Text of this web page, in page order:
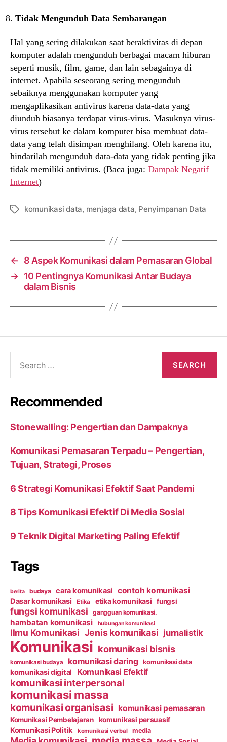
Tidak Mengunduh Data Sembarangan
Hal yang sering dilakukan saat beraktivitas di depan
komputer adalah mengunduh berbagai macam hiburan
seperti musik, film, game, dan lain sebagainya di
internet. Apabila seseorang sering mengunduh
sebaiknya menggunakan komputer yang
mengaplikasikan antivirus karena data-data yang
diunduh biasanya terdapat virus-virus. Masuknya virus-
virus tersebut ke dalam komputer bisa membuat data-
data yang telah disimpan menghilang. Oleh karena itu,
hindarilah mengunduh data-data yang tidak penting jika
tidak memiliki antivirus. (Baca juga: Dampak Negatif
Internet)
Tagskomunikasi data, menjaga data, Penyimpanan Data
←
8 Aspek Komunikasi dalam Pemasaran Global
→ 10 Pentingnya Komunikasi Antar Budaya
dalam Bisnis
Recommended
Stonewalling: Pengertian dan Dampaknya
Komunikasi Pemasaran Terpadu – Pengertian,
Tujuan, Strategi, Proses
6 Strategi Komunikasi Efektif Saat Pandemi
8 Tips Komunikasi Efektif Di Media Sosial
9 Teknik Digital Marketing Paling Efektif
Tags
berita budaya cara komunikasi contoh komunikasi
Dasar komunikasi Etika etika komunikasi fungsi
fungsi komunikasi gangguan komunikasi.
hambatan komunikasi hubungan komunikasi
Ilmu Komunikasi Jenis komunikasi jurnalistik
Komunikasi komunikasi bisnis
komunikasi budaya komunikasi daring komunikasi data
komunikasi digital Komunikasi Efektif
komunikasi interpersonal
komunikasi massa
komunikasi organisasi komunikasi pemasaran
Komunikasi Pembelajaran komunikasi persuasif
Komunikasi Politik komunikasi verbal media